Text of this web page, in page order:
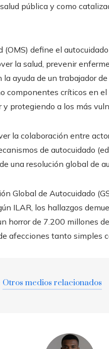
pública y como
define el
la salud, prevenir
ayuda de un trabajador de
componentes críticos en
protegiendo a los más
la colaboración entre
de autocuidado
una resolución global de
Global de Autocuidado
ILAR, los hallazgos
horror de 7.200 millones
afecciones tanto simples
Otros medios relacionados